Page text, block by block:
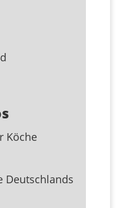
Köche
Deutschlands